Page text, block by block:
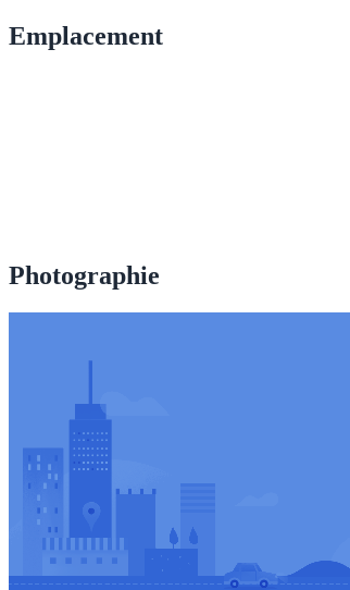
Emplacement
Photographie